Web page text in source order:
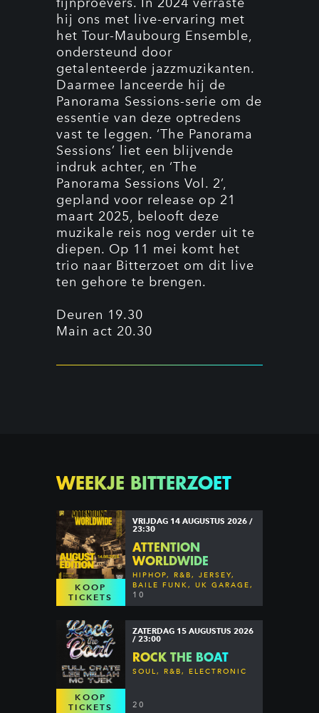
hij ons met live-ervaring met
het Tour-Maubourg Ensemble,
ondersteund door
getalenteerde jazzmuzikanten.
Daarmee lanceerde hij de
Panorama Sessions-serie om de
essentie van deze optredens
vast te leggen. ‘The Panorama
Sessions’ liet een blijvende
indruk achter, en ‘The
Panorama Sessions Vol. 2’,
gepland voor release op 21
maart 2025, belooft deze
muzikale reis nog verder uit te
diepen. Op 11 mei komt het
trio naar Bitterzoet om dit live
ten gehore te brengen.
Deuren 19.30
Main act 20.30
WEEKJE BITTERZOET
KOOP
TICKETS
VRIJDAG 14 AUGUSTUS 2026 /
23:30
ATTENTION
WORLDWIDE
HIPHOP, R&B, JERSEY,
BAILE FUNK, UK GARAGE,
DANCEHALL & MORE
10
KOOP
TICKETS
ZATERDAG 15 AUGUSTUS 2026
/ 23:00
ROCK THE BOAT
SOUL, R&B, ELECTRONIC
20